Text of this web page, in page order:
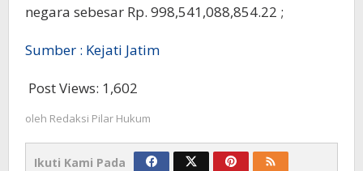
negara sebesar Rp. 998,541,088,854.22 ;
Sumber : Kejati Jatim
Post Views: 1,602
oleh Redaksi Pilar Hukum
Ikuti Kami Pada